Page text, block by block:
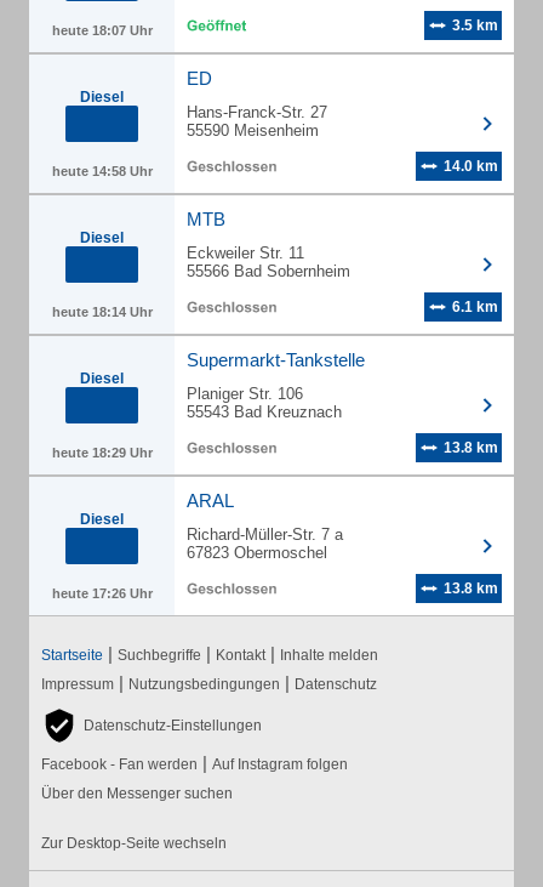
heute 18:07 Uhr 3.5 km
Diesel
heute 14:58 Uhr
ED
Hans-Franck-Str. 27
55590 Meisenheim
14.0 km
Diesel
heute 18:14 Uhr
MTB
Eckweiler Str. 11
55566 Bad Sobernheim
6.1 km
Diesel
heute 18:29 Uhr
Supermarkt-Tankstelle
Planiger Str. 106
55543 Bad Kreuznach
13.8 km
Diesel
heute 17:26 Uhr
ARAL
Richard-Müller-Str. 7 a
67823 Obermoschel
13.8 km
Startseite | Suchbegriffe | Kontakt | Inhalte melden
Impressum | Nutzungsbedingungen | Datenschutz
Datenschutz-Einstellungen
Facebook - Fan werden | Auf Instagram folgen
Über den Messenger suchen
Zur Desktop-Seite wechseln